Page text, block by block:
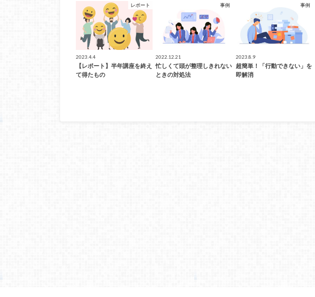
レポート
2023.4.4
【レポート】半年講座を終え
て得たもの
事例
2022.12.21
忙しくて頭が整理しきれない
ときの対処法
事例
2023.8.9
超簡単！「行動できない」を
即解消